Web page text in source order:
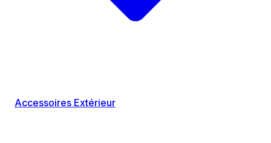
Accessoires Extérieur